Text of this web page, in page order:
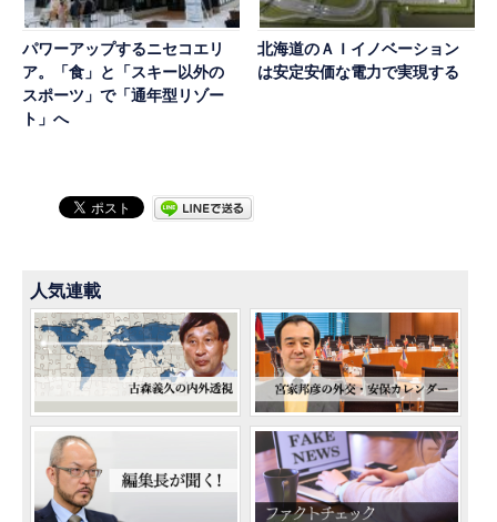
パワーアップするニセコエリ
ア。「食」と「スキー以外の
スポーツ」で「通年型リゾー
ト」へ
北海道のＡＩイノベーション
は安定安価な電力で実現する
人気連載